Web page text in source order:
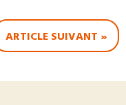
ARTICLE SUIVANT »